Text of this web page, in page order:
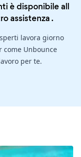
è disponibile all
assistenza .
lavora giorno
Unbounce
per te.